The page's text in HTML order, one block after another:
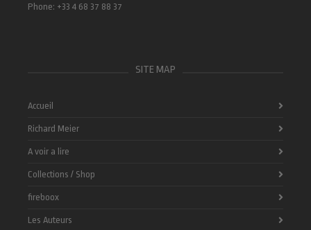
Phone: +33 4 68 37 88 37
SITE MAP
Accueil
Richard Meier
A voir a lire
Collections / Shop
fireboox
Les Auteurs